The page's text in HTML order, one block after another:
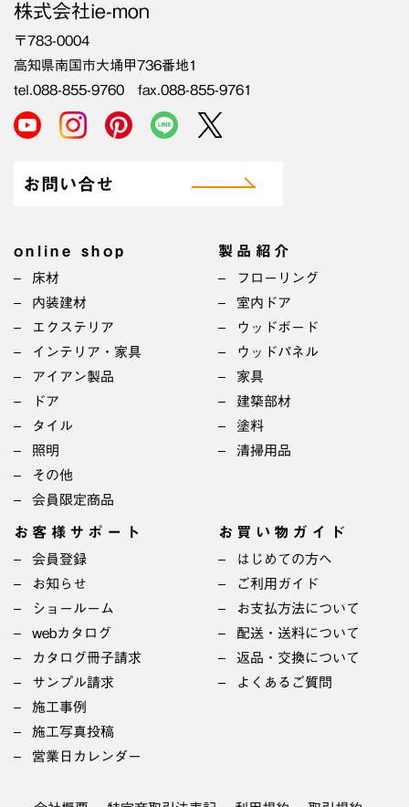
株式会社ie-mon
〒783-0004
高知県南国市大埇甲736番地1
tel.088-855-9760 fax.088-855-9761
お問い合せ
online shop
床材
内装建材
エクステリア
インテリア・家具
アイアン製品
ドア
タイル
照明
その他
会員限定商品
製品紹介
フローリング
室内ドア
ウッドボード
ウッドパネル
家具
建築部材
塗料
清掃用品
お客様サポート
会員登録
お知らせ
ショールーム
webカタログ
カタログ冊子請求
サンプル請求
施工事例
施工写真投稿
営業日カレンダー
お買い物ガイド
はじめての方へ
ご利用ガイド
お支払方法について
配送・送料について
返品・交換について
よくあるご質問